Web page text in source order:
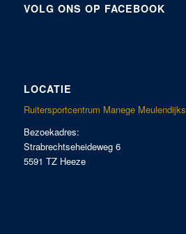
VOLG ONS OP FACEBOOK
LOCATIE
Ruitersportcentrum Manege Meulendijks
Bezoekadres:
Strabrechtseheideweg 6
5591 TZ Heeze